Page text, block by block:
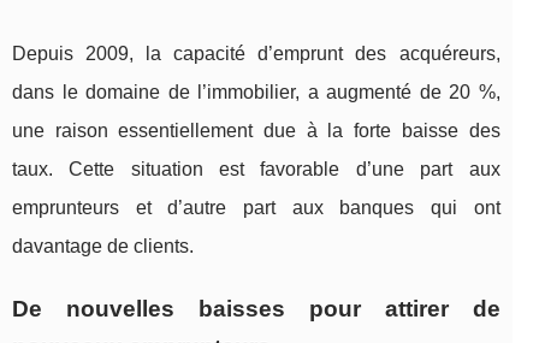
Depuis 2009, la capacité d’emprunt des acquéreurs,
dans le domaine de l’immobilier, a augmenté de 20 %,
une raison essentiellement due à la forte baisse des
taux. Cette situation est favorable d’une part aux
emprunteurs et d’autre part aux banques qui ont
davantage de clients.
De nouvelles baisses pour attirer de